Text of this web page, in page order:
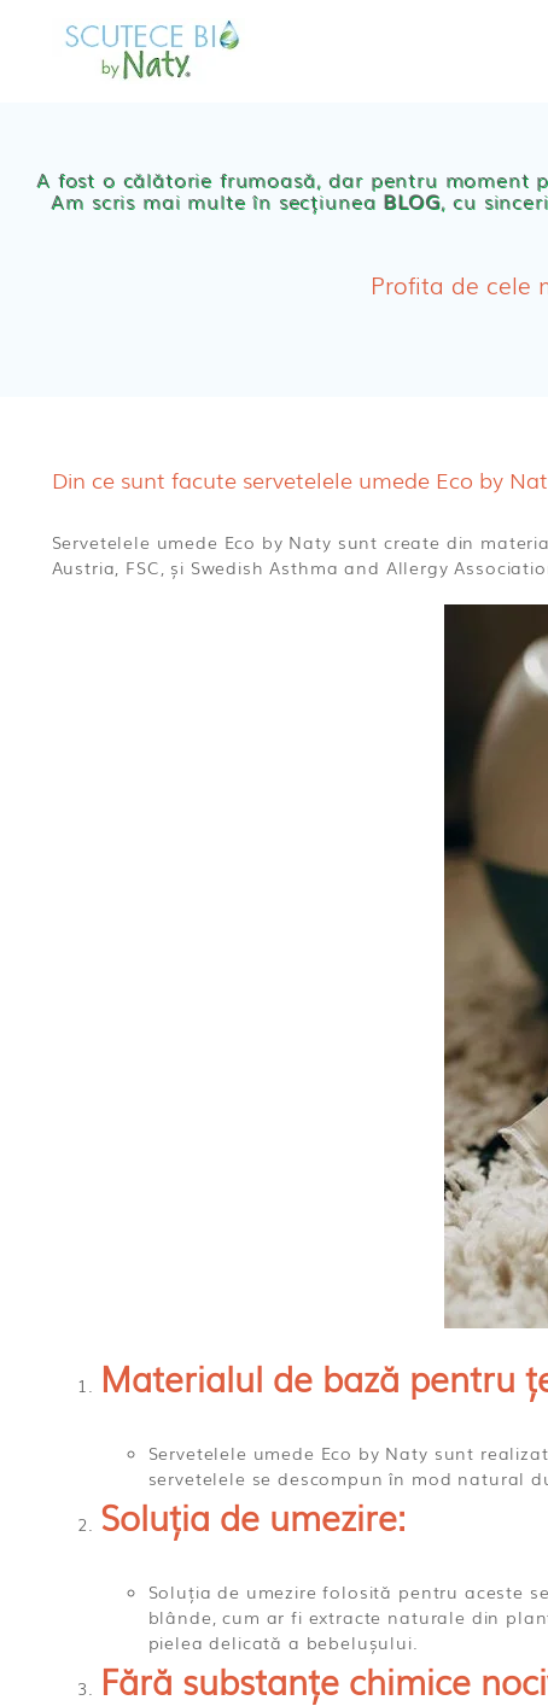
Chilotei eco Naty
Servetele umede
A fost o călătorie frumoasă, dar pentru moment
Am scris mai multe în secțiunea BLOG, cu
Profita de cele
Din ce sunt facute servetelele umede Eco by
Servetelele umede Eco by Naty sunt create din
Austria, FSC, și Swedish Asthma and Allergy
Materialul de bază pentru
Servetelele umede Eco by Naty sunt
servetelele se descompun în mod natural
Soluția de umezire:
Soluția de umezire folosită pentru aceste
blânde, cum ar fi extracte naturale din
pielea delicată a bebelușului.
Fără substanțe chimice